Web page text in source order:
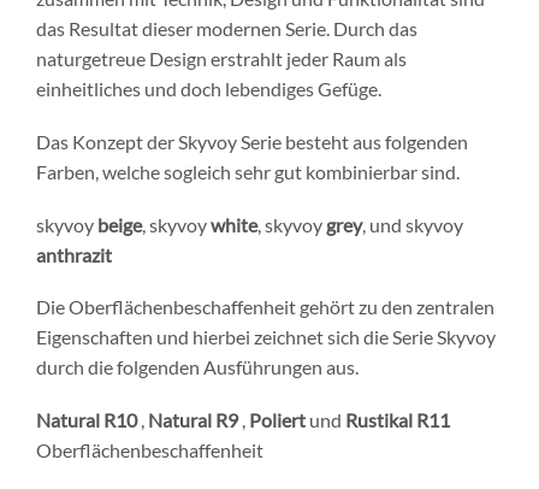
das Resultat dieser modernen Serie. Durch das
naturgetreue Design erstrahlt jeder Raum als
einheitliches und doch lebendiges Gefüge.
Das Konzept der Skyvoy Serie besteht aus folgenden
Farben, welche sogleich sehr gut kombinierbar sind.
skyvoy beige, skyvoywhite, skyvoy grey, und skyvoy
anthrazit
Die Oberflächenbeschaffenheit gehört zu den zentralen
Eigenschaften und hierbei zeichnet sich die Serie Skyvoy
durch die folgenden Ausführungen aus.
Natural R10 Natural R9 Poliert und Rustikal R11
Oberflächenbeschaffenheit